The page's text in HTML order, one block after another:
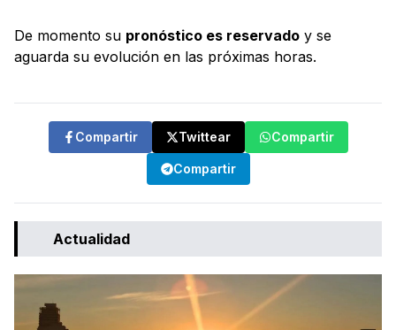
De momento su pronóstico es reservado y se
aguarda su evolución en las próximas horas.
Compartir Twittear Compartir
Compartir
Actualidad